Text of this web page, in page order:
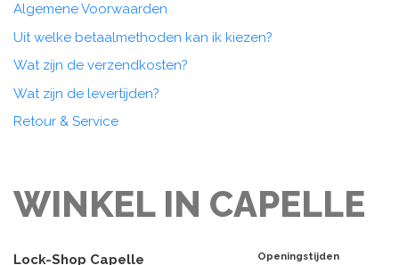
Algemene Voorwaarden
Uit welke betaalmethoden kan ik kiezen?
Wat zijn de verzendkosten?
Wat zijn de levertijden?
Retour & Service
WINKEL IN CAPELLE
Lock-Shop Capelle
Openingstijden